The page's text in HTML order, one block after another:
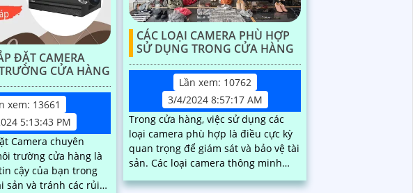
ĐẶT CAMERA
CỬA HÀNG
xem: 13661
5:13:43 PM
Camera chuyên
trường cửa hàng là
cậy của bạn trong
sản và tránh các rủi
CÁC LOẠI CAMERA PHÙ HỢP
SỬ DỤNG TRONG CỬA HÀNG
Lần xem: 10762
3/4/2024 8:57:17 AM
Trong cửa hàng, việc sử dụng các
loại camera phù hợp là điều cực kỳ
quan trọng để giám sát và bảo vệ tài
sản. Các loại camera thông minh
như camera IP, camera hồng ngoại,